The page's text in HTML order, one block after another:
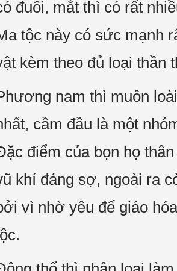
đuôi, mắt thì có rất
tộc này có sức mạnh
kèm theo đủ loại thần
nam thì muôn
cầm đầu là một
điểm của bọn họ
khí đáng sợ, ngoài ra
vì nhờ yêu đế giáo